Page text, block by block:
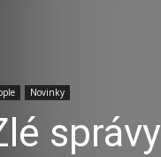
Novinky